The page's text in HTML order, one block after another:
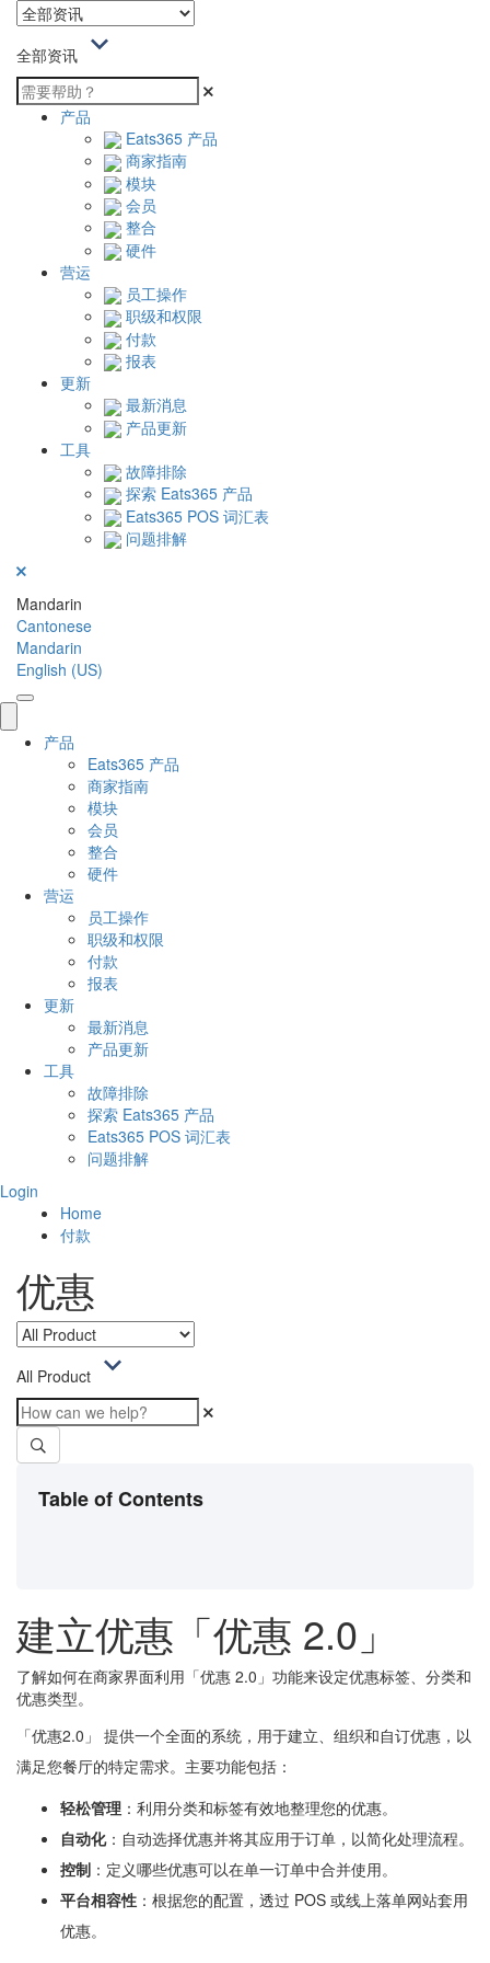
全部资讯
产品
Eats365 产品
商家指南
模块
会员
整合
硬件
营运
员工操作
职级和权限
付款
报表
更新
最新消息
产品更新
工具
故障排除
探索 Eats365 产品
Eats365 POS 词汇表
问题排解
Mandarin
Cantonese
Mandarin
English (US)
产品
Eats365 产品
商家指南
模块
会员
整合
硬件
营运
员工操作
职级和权限
付款
报表
更新
最新消息
产品更新
工具
故障排除
探索 Eats365 产品
Eats365 POS 词汇表
问题排解
Login
Home
付款
优惠
All Product
Table of Contents
建立优惠「优惠 2.0」
了解如何在商家界面利用「优惠 2.0」功能来设定优惠标签、分类和
优惠类型。
「优惠2.0」 提供一个全面的系统，用于建立、组织和自订优惠，以
满足您餐厅的特定需求。主要功能包括：
轻松管理 ：利用分类和标签有效地整理您的优惠。
自动化：自动选择优惠并将其应用于订单，以简化处理流程。
控制 ：定义哪些优惠可以在单一订单中合并使用。
平台相容性 ：根据您的配置，透过 POS 或线上落单网站套用
优惠。